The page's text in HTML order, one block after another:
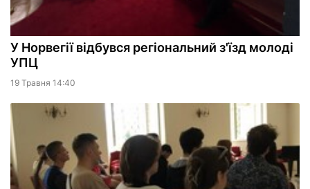
У Норвегії відбувся регіональний з'їзд молоді
УПЦ
19 Травня 14:40